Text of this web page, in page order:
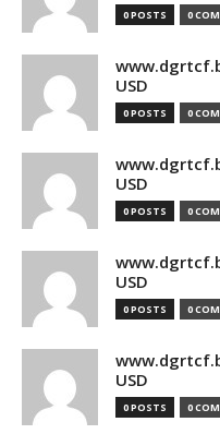
0 POSTS 0
USD
0 POSTS 0
USD
0 POSTS 0
USD
0 POSTS 0
USD
0 POSTS 0